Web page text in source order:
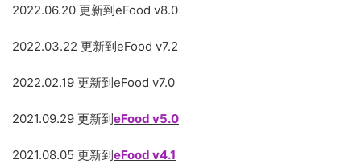
2022.06.20 更新到eFood v8.0
2022.03.22 更新到eFood v7.2
2022.02.19 更新到eFood v7.0
2021.09.29 更新到 eFood v5.0
2021.08.05 更新到 eFood v4.1